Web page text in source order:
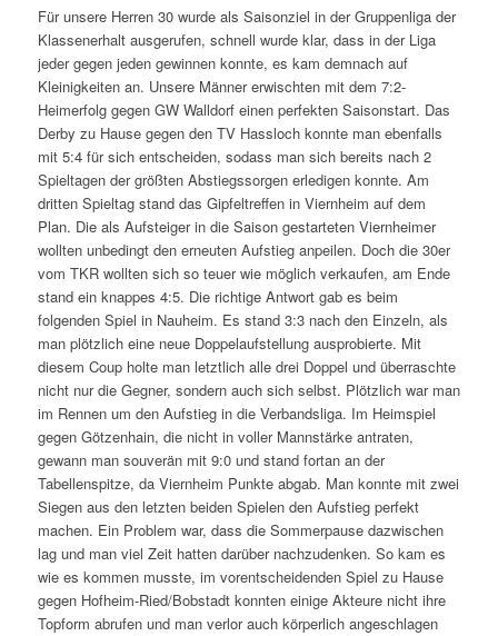
Für unsere Herren 30 wurde als Saisonziel in der Gruppenliga der
Klassenerhalt ausgerufen, schnell wurde klar, dass in der Liga
jeder gegen jeden gewinnen konnte, es kam demnach auf
Kleinigkeiten an. Unsere Männer erwischten mit dem 7:2-
Heimerfolg gegen GW Walldorf einen perfekten Saisonstart. Das
Derby zu Hause gegen den TV Hassloch konnte man ebenfalls
mit 5:4 für sich entscheiden, sodass man sich bereits nach 2
Spieltagen der größten Abstiegssorgen erledigen konnte. Am
dritten Spieltag stand das Gipfeltreffen in Viernheim auf dem
Plan. Die als Aufsteiger in die Saison gestarteten Viernheimer
wollten unbedingt den erneuten Aufstieg anpeilen. Doch die 30er
vom TKR wollten sich so teuer wie möglich verkaufen, am Ende
stand ein knappes 4:5. Die richtige Antwort gab es beim
folgenden Spiel in Nauheim. Es stand 3:3 nach den Einzeln, als
man plötzlich eine neue Doppelaufstellung ausprobierte. Mit
diesem Coup holte man letztlich alle drei Doppel und überraschte
nicht nur die Gegner, sondern auch sich selbst. Plötzlich war man
im Rennen um den Aufstieg in die Verbandsliga. Im Heimspiel
gegen Götzenhain, die nicht in voller Mannstärke antraten,
gewann man souverän mit 9:0 und stand fortan an der
Tabellenspitze, da Viernheim Punkte abgab. Man konnte mit zwei
Siegen aus den letzten beiden Spielen den Aufstieg perfekt
machen. Ein Problem war, dass die Sommerpause dazwischen
lag und man viel Zeit hatten darüber nachzudenken. So kam es
wie es kommen musste, im vorentscheidenden Spiel zu Hause
gegen Hofheim-Ried/Bobstadt konnten einige Akteure nicht ihre
Topform abrufen und man verlor auch körperlich angeschlagen